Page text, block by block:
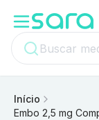
Início
Embo 2,5 mg